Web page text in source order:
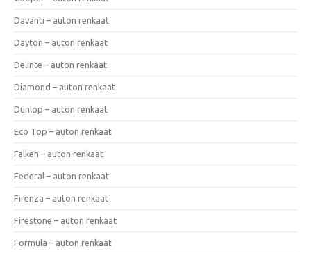
Davanti – auton renkaat
Dayton – auton renkaat
Delinte – auton renkaat
Diamond – auton renkaat
Dunlop – auton renkaat
Eco Top – auton renkaat
Falken – auton renkaat
Federal – auton renkaat
Firenza – auton renkaat
Firestone – auton renkaat
Formula – auton renkaat